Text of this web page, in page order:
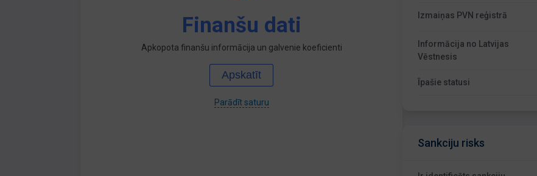
Finanšu dati
Apkopota finanšu informācija un galvenie koeficienti
Apskatīt
Parādīt saturu
Izmaiņas PVN reģistrā
Informācija no Latvijas
Vēstnesis
Īpašie statusi
Sankciju risks